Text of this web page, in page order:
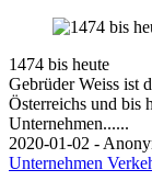
1474 bis heute
Gebrüder Weiss ist
Österreichs und bis
Unternehmen......
2020-01-02 -
Unternehmen